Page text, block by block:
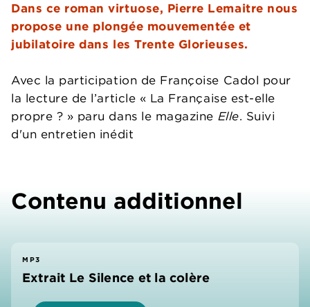
Dans ce roman virtuose, Pierre Lemaitre nous
propose une plongée mouvementée et
jubilatoire dans les Trente Glorieuses.
Avec la participation de Françoise Cadol pour
la lecture de l’article « La Française est-elle
propre ? » paru dans le magazine Elle. Suivi
d'un entretien inédit
Contenu additionnel
MP3
Extrait Le Silence et la colère